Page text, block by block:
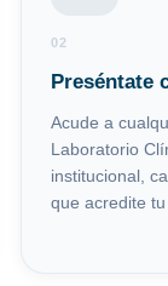
02
Preséntate
Acude a
Laboratorio
institucional,
que acredite